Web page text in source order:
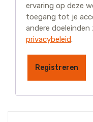
ervaring op deze
toegang tot je
andere
privacybeleid.
Registreren